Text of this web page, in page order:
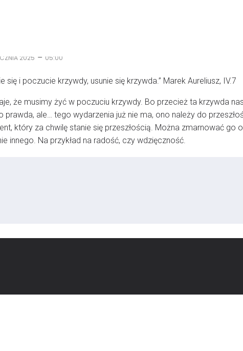
2025 – 05:00
się i poczucie krzywdy, usunie się krzywda.” Marek Aureliusz, IV.7
że musimy żyć w poczuciu krzywdy. Bo przecież ta krzywda
prawda, ale… tego wydarzenia już nie ma, ono należy do
który za chwilę stanie się przeszłością. Można zmarnować go
innego. Na przykład na radość, czy wdzięczność.